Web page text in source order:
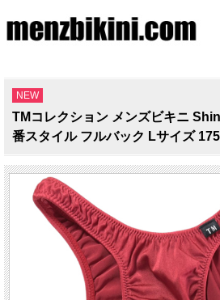
NEW
TMコレクション メンズビキニ
番スタイル フルバック Lサイズ